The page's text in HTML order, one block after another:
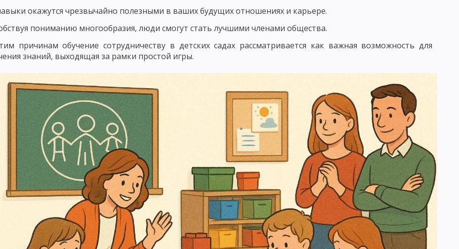
И ПОСЛЕДОВАТЕЛЬНОСТИ ОБУЧЕНИЯ
В ОБУЧЕНИИ ПРИНЦИП ДОСТУПНОСТИ И ДОХОДЧИВОСТИ ПРЕПОДАВАНИЯ
СОЧЕТАНИЯ КОЛЛЕКТИВНЫХ И ИНДИВИДУАЛЬНЫХ ФОРМ И СПОСОБОВ УЧЕБНОЙ РАБОТЫ
УЧАЩИХСЯ ПРИНЦИП АКТИВНОСТИ, СОЗНАТЕЛЬНОСТИ И САМОСТОЯТЕЛЬНОСТИ УЧАЩИХСЯ
НАВЫКОВ И УМЕНИЙ ПОНЯТИЕ О МЕТОДАХ ОБУЧЕНИЯ
КЛАССИФИКАЦИЯ МЕТОДОВ ОБУЧЕНИЯ ПО ХАРЛОМОВУ, ОНИЩУКУ И АЛЕКСЮКУ ОТБОР МЕТОДОВ ОБУЧЕНИЯ
ОБУЧЕНИЯ: РАССКАЗ СЛОВЕСНЫЕ МЕТОДЫ ОБУЧЕНИЯ: МЕТОД ОБЪЯСНЕНИЯ И УСЛОВИЯ ЕГО ЭФФЕКТИВНОСТИ
СЕМИНАРСКОЕ ЗАНЯТИЕ КАК МЕТОД ОБУЧЕНИЯ
И ДЕМОНСТРИРОВАНИЕ ПРАКТИЧЕСКИЕ МЕТОДЫ ОБУЧЕНИЯ: УПРАЖНЕНИЯ
ПРАКТИЧЕСКИЕ РАБОТЫ, ИНСТРУКТАЖ
РАБОТА УЧАЩИХСЯ ПОНЯТИЕ О МЕТОДАХ АКТИВИЗАЦИИ УЧЕБНО-ПОЗНАВАТЕЛЬНОЙ ДЕЯТЕЛЬНОСТИ
ИГРОВЫЕ МЕТОДЫ ОБУЧЕНИЯ. ДЕЛОВЫЕ ИГРЫ
КОНКРЕТНОЙ СИТУАЦИИ РЕШЕНИЕ СИТУАЦИОННЫХ ЗАДАЧ – МЕТОД АНАЛИЗА
окажутся чрезвычайно полезными в ваших будущих отношениях и карьере.
пониманию многообразия, люди смогут стать лучшими членами общества.
причинам обучение сотрудничеству в детских садах рассматривается как важная возможность для
знаний, выходящая за рамки простой игры.